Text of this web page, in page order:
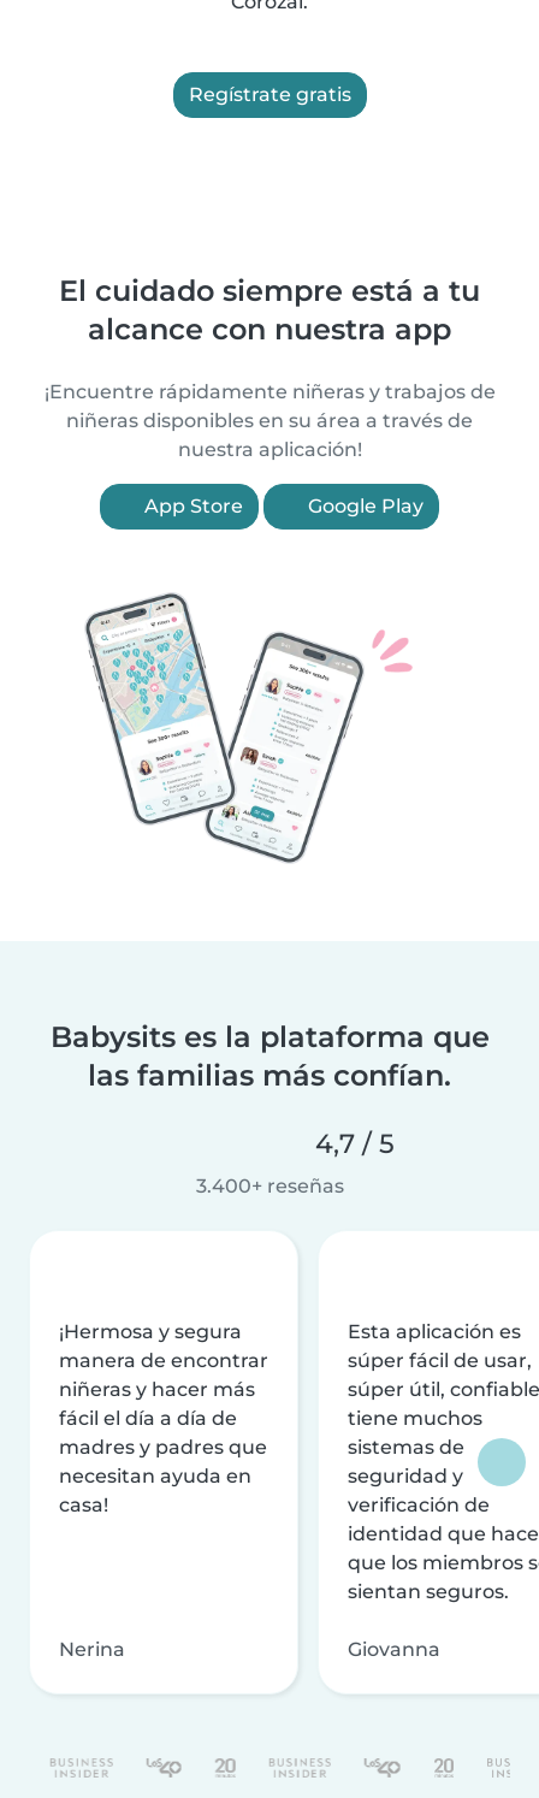
Regístrate gratis
El cuidado siempre está a tu
alcance con nuestra app
¡Encuentre rápidamente niñeras y trabajos de
niñeras disponibles en su área a través de
nuestra aplicación!
App Store Google Play
Babysits es la plataforma que
las familias más confían.
4,7 / 5
3.400+ reseñas
¡Hermosa y segura
manera de encontrar
niñeras y hacer más
fácil el día a día de
madres y padres que
necesitan ayuda en
casa!
Nerina
Esta aplicación es
súper fácil de usar,
súper útil,
tiene muchos
sistemas de
seguridad y
verificación de
identidad que
que los miembros
sientan seguros.
Giovanna